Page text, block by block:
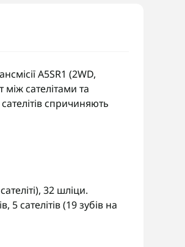
A5SR1 (2WD,
сателітами та
спричиняють
32 шліци.
5 сателітів (19 зубів на